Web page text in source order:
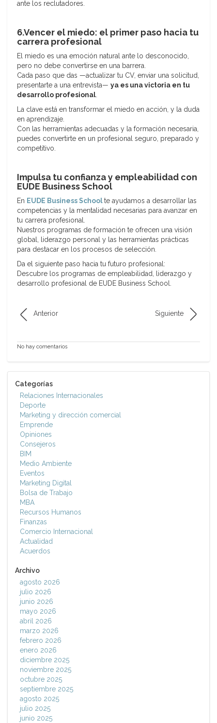
ante los reclutadores.
6.Vencer el miedo: el primer paso hacia tu
carrera profesional
El miedo es una emoción natural ante lo desconocido,
pero no debe convertirse en una barrera.
Cada paso que das —actualizar tu CV, enviar una solicitud,
presentarte a una entrevista— ya es una victoria en tu
desarrollo profesional.
La clave está en transformar el miedo en acción, y la duda
en aprendizaje.
Con las herramientas adecuadas y la formación necesaria,
puedes convertirte en un profesional seguro, preparado y
competitivo.
Impulsa tu confianza y empleabilidad con
EUDE Business School
En EUDE Business Schoolte ayudamos a desarrollar las
competencias y la mentalidad necesarias para avanzar en
tu carrera profesional.
Nuestros programas de formación te ofrecen una visión
global, liderazgo personal y las herramientas prácticas
para destacar en los procesos de selección.
Da el siguiente paso hacia tu futuro profesional:
Descubre los programas de empleabilidad, liderazgo y
desarrollo profesional de EUDE Business School.
Anterior Siguiente
No hay comentarios
Categorías
Relaciones Internacionales
Deporte
Marketing y dirección comercial
Emprende
Opiniones
Consejeros
BIM
Medio Ambiente
Eventos
Marketing Digital
Bolsa de Trabajo
MBA
Recursos Humanos
Finanzas
Comercio Internacional
Actualidad
Acuerdos
Archivo
agosto 2026
julio 2026
junio 2026
mayo 2026
abril 2026
marzo 2026
febrero 2026
enero 2026
diciembre 2025
noviembre 2025
octubre 2025
septiembre 2025
agosto 2025
julio 2025
junio 2025